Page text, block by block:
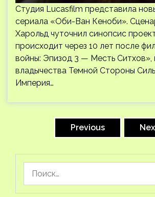
Студия Lucasfilm представила
сериала «Оби-Ван Кеноби».
Харольд чуточнил синопсис
происходит через 10 лет после
войны: Эпизод 3 — Месть Ситхов»,
владычества Темной Стороны
Империя…
Previous